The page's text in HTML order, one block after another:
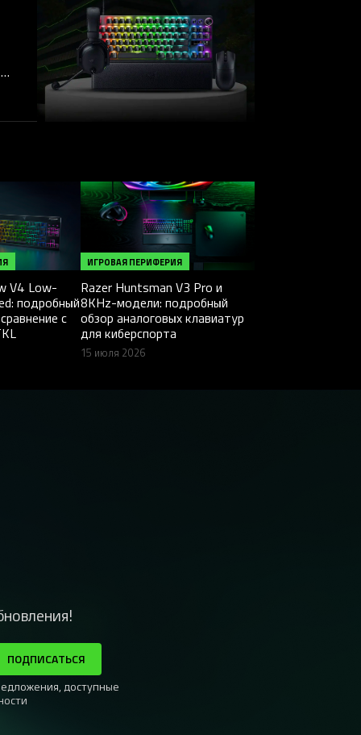
V4 Low-
подробный
с
ИГРОВАЯ ПЕРИФЕРИЯ
Razer Huntsman V3 Pro и
8KHz-модели: подробный
обзор аналоговых клавиатур
для киберспорта
15 июля 2026
ПОДПИСАТЬСЯ
доступные